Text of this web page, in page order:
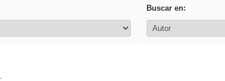
Buscar en: